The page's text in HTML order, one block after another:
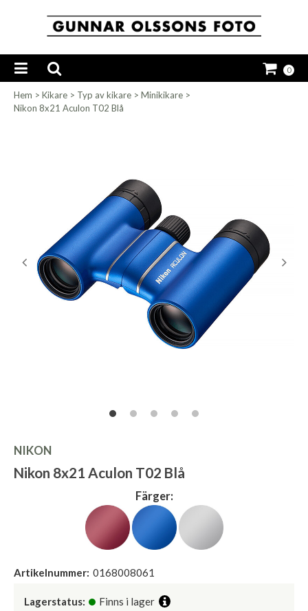
0
Hem > Kikare > Typ av kikare > Minikikare >
Nikon 8x21 Aculon T02 Blå
NIKON
Nikon 8x21 Aculon T02 Blå
Färger:
Artikelnummer: 0168008061
Lagerstatus: Finns i lager